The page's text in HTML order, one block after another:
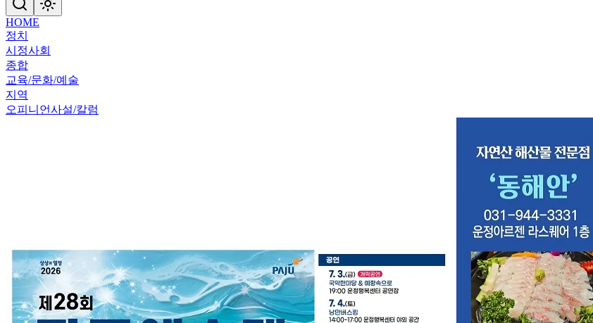
HOME
정치
시정사회
종합
교육/문화/예술
지역
오피니언사설/칼럼